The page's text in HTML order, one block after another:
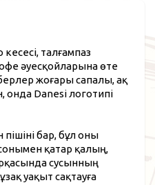
талғампаз
әуесқойларына өте
жоғары сапалы, ақ
онда Danesi логотипі
пішіні бар, бұл оны
қатар қалың,
сусынның
уақыт сақтауға